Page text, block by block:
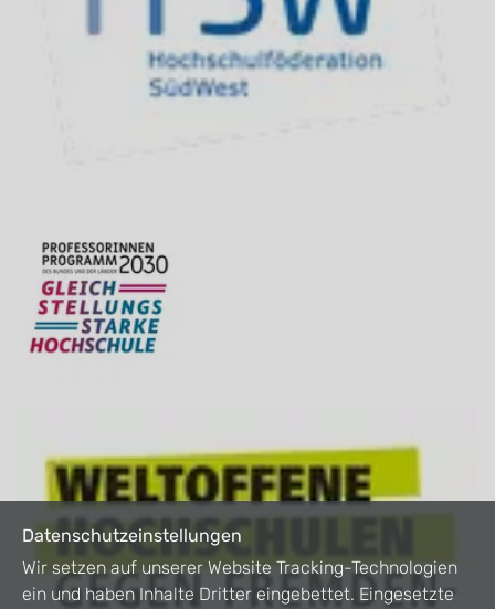
Datenschutzeinstellungen
Wir setzen auf unserer Website Tracking-Technologien
ein und haben Inhalte Dritter eingebettet. Eingesetzte